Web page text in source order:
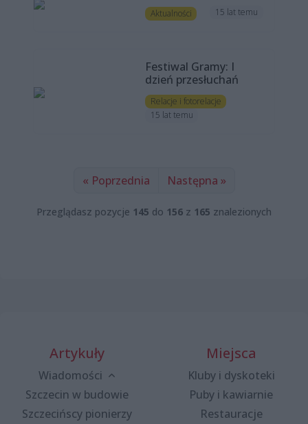
Aktualności 15 lat temu
Festiwal Gramy: I
dzień przesłuchań
Relacje i fotorelacje
15 lat temu
« Poprzednia Następna »
Przeglądasz pozycje 145 do 156 z 165 znalezionych
Artykuły
Wiadomości
Szczecin w budowie
Szczecińscy pionierzy
Miejsca
Kluby i dyskoteki
Puby i kawiarnie
Restauracje